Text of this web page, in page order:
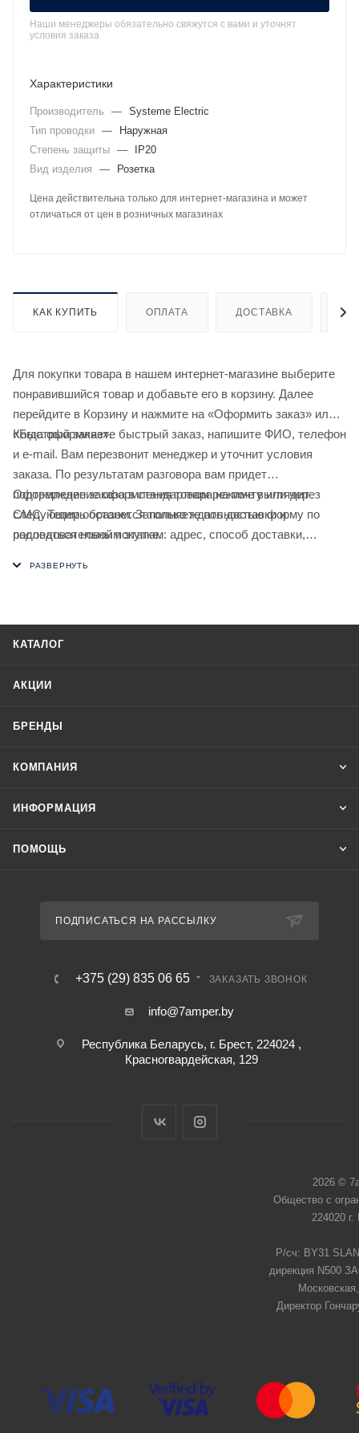
Наши менеджеры обязательно свяжутся с вами и уточнят
условия заказа
Характеристики
Производитель — Systeme Electric
Тип проводки —
Наружная
Степень защиты —
IP20
Вид изделия
— Розетка
Цена действительна только для интернет-магазина и может
отличаться от цен в розничных магазинах
КАК КУПИТЬ ОПЛАТА ДОСТАВКА
Для покупки товара в нашем интернет-магазине выберите
понравившийся товар и добавьте его в корзину. Далее
перейдите в Корзину и нажмите на «Оформить заказ» или
«Быстрый заказ».
Когда оформляете быстрый заказ, напишите ФИО, телефон
и e-mail. Вам перезвонит менеджер и уточнит условия
заказа. По результатам разговора вам придет
подтверждение оформления товара на почту или через
СМС. Теперь останется только ждать доставки и
радоваться новой покупке.
Оформление заказа в стандартном режиме выглядит
следующим образом. Заполняете полностью форму по
последовательным этапам: адрес, способ доставки,
КАТАЛОГ
АКЦИИ
БРЕНДЫ
КОМПАНИЯ
ИНФОРМАЦИЯ
ПОМОЩЬ
ПОДПИСАТЬСЯ НА РАССЫЛКУ
+375 (29) 835 06 65 ЗАКАЗАТЬ ЗВОНОК
info@7amper.by
Республика Беларусь, г. Брест, 224024 ,
Красногвардейская, 129
2026 ©
Общество с
224020
Р/сч: BY31
дирекция N500
Директор